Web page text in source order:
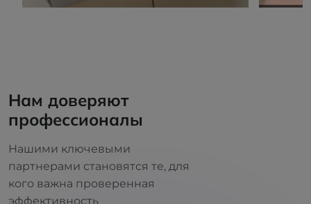
Нам доверяют
профессионалы
Нашими ключевыми
партнерами становятся те, для
кого важна проверенная
эффективность